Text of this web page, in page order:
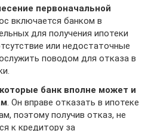
первоначальной
включается банком в
для получения ипотеки
или недостаточные
поводом для отказа в
банк вполне может и
. Он вправе отказать в ипотеке
поэтому получив отказ, не
к кредитору за